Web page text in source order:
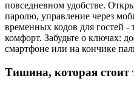
повседневном удобстве.
паролю, управление через
временных кодов для гостей
комфорт. Забудьте о ключах:
смартфоне или на кончике
Тишина, которая стоит